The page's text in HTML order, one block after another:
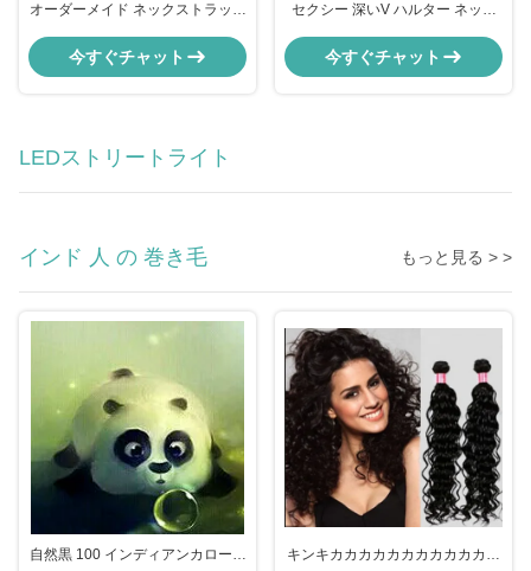
オーダーメイド ネックストラップ
子
今すぐチャット
セクシー 深いV ハルター ネック
今すぐチャット
LEDストリートライト
インド 人 の 巻き毛 もっと見る > >
自然黒 100 インディアンカローリ
キンキカカカカカカカカカカカカ